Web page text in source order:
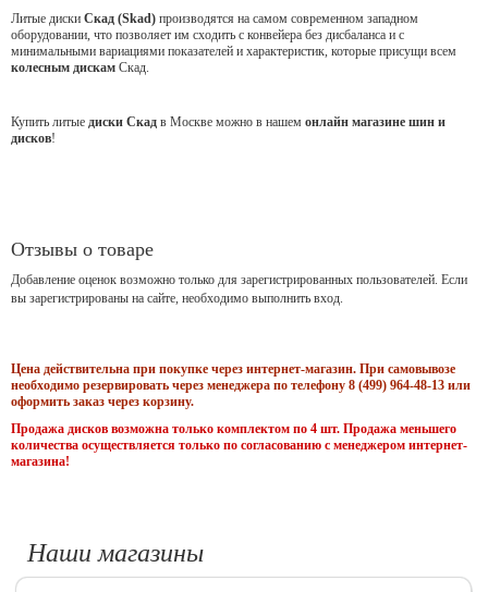
Литые диски Скад (Skad) производятся на самом современном западном
оборудовании, что позволяет им сходить с конвейера без дисбаланса и с
минимальными вариациями показателей и характеристик, которые присущи всем
колесным дискам Скад.
Купить литые диски Скад в Москве можно в нашем онлайн магазине шин и
дисков!
Отзывы о товаре
Добавление оценок возможно только для зарегистрированных пользователей. Если
вы зарегистрированы на сайте, необходимо выполнить вход.
Цена действительна при покупке через интернет-магазин. При самовывозе
необходимо резервировать через менеджера по телефону 8 (499) 964-48-13 или
оформить заказ через корзину.
Продажа дисков возможна только комплектом по 4 шт. Продажа меньшего
количества осуществляется только по согласованию с менеджером интернет-
магазина!
Наши магазины